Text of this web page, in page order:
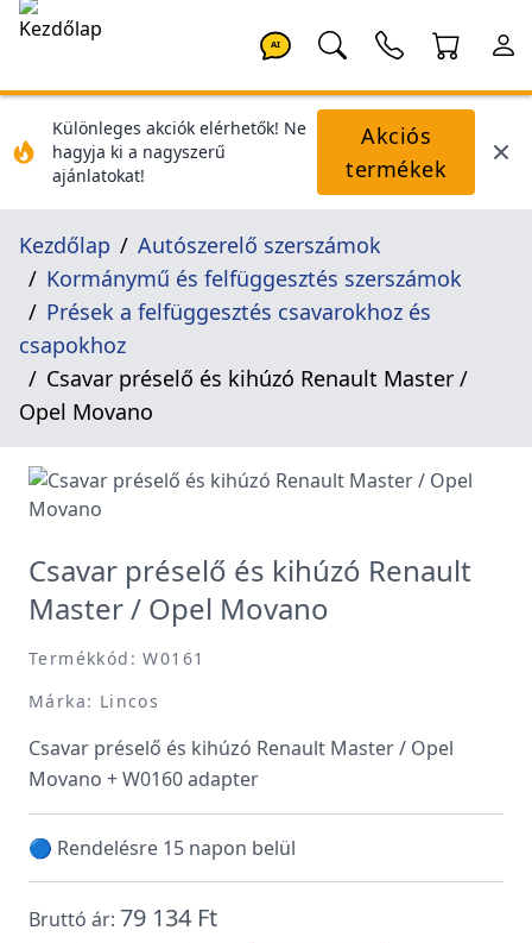
AI
Különleges akciók elérhetők! Ne
hagyja ki a nagyszerű
ajánlatokat!
Akciós
termékek
Kezdőlap
Autószerelő szerszámok
Kormánymű és felfüggesztés szerszámok
Prések a felfüggesztés csavarokhoz és
csapokhoz
Csavar préselő és kihúzó Renault Master /
Opel Movano
Csavar préselő és kihúzó Renault
Master / Opel Movano
Termékkód: W0161
Márka: Lincos
Csavar préselő és kihúzó Renault Master / Opel
Movano + W0160 adapter
🔵 Rendelésre 15 napon belül
Bruttó ár: 79 134 Ft